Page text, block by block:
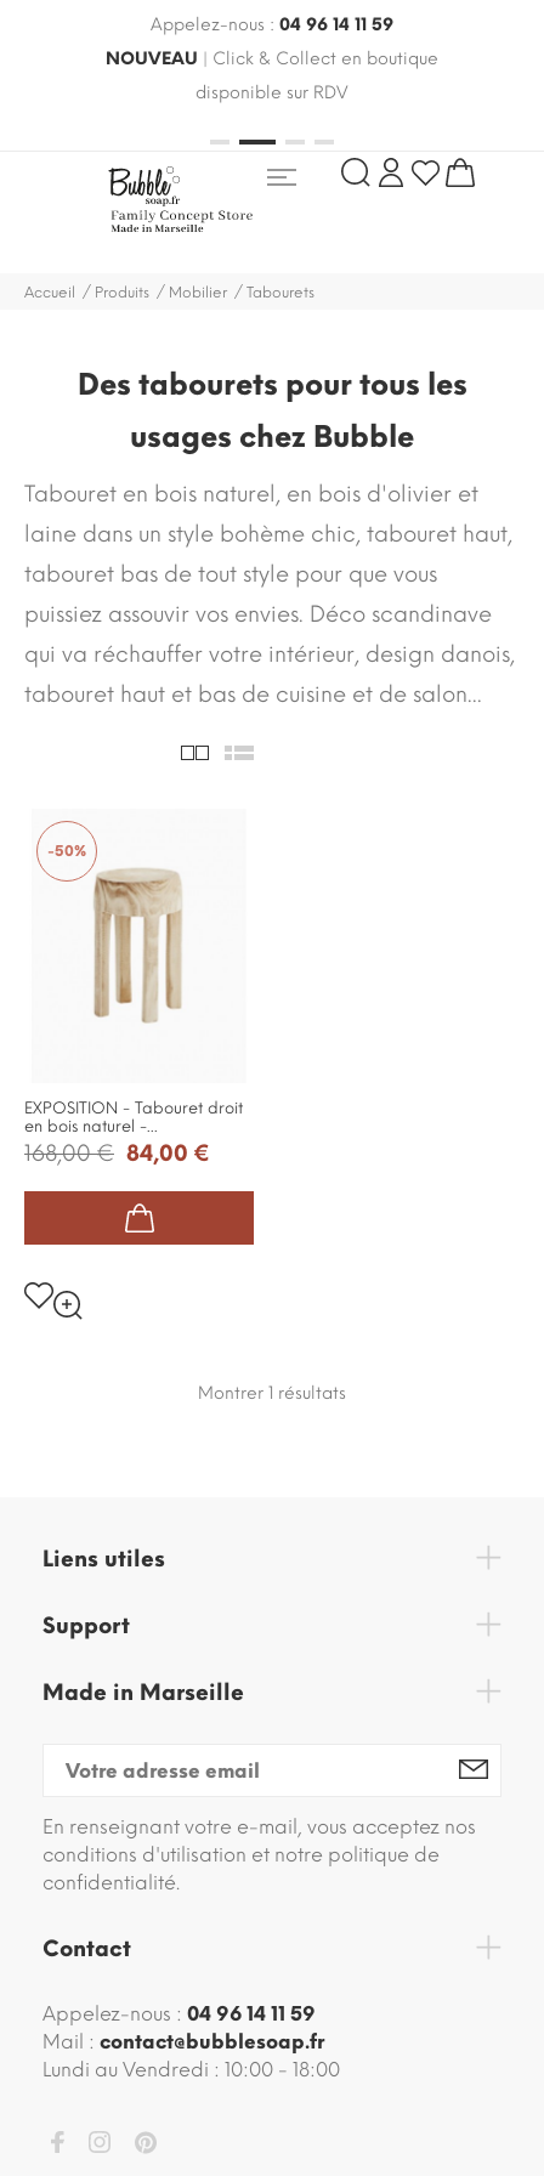
Appelez-nous : 04 96 14 11 59
NOUVEAU | Click & Collect en boutique
disponible sur RDV
Accueil Produits Mobilier Tabourets
Des tabourets pour tous les
usages chez Bubble
Tabouret en bois naturel, en bois d'olivier et
laine dans un style bohème chic, tabouret haut,
tabouret bas de tout style pour que vous
puissiez assouvir vos envies. Déco scandinave
qui va réchauffer votre intérieur, design danois,
tabouret haut et bas de cuisine et de salon...
-50%
EXPOSITION - Tabouret droit
en bois naturel -...
168,00 € 84,00 €
Montrer 1 résultats
Liens utiles
Support
Made in Marseille
En renseignant votre e-mail, vous acceptez nos
conditions d'utilisation et notre politique de
confidentialité.
Contact
Appelez-nous : 04 96 14 11 59
Mail : contact@bubblesoap.fr
Lundi au Vendredi : 10:00 - 18:00